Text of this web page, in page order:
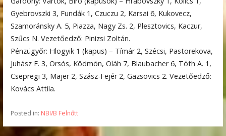
Gyebrovszki 3, Fundák 1, Czuczu 2, Karsai 6, Kukovecz,
Szamoránsky A. 5, Piazza, Nagy Zs. 2, Plesztovics, Kaczur,
Szűcs N. Vezetőedző: Pinizsi Zoltán.
Pénzügyőr: Hlogyik 1 (kapus) – Tímár 2, Szécsi, Pastorekova,
Juhász E. 3, Orsós, Ködmön, Oláh 7, Blaubacher 6, Tóth A. 1,
Csepregi 3, Majer 2, Szász-Fejér 2, Gazsovics 2. Vezetőedző:
Kovács Attila.
Posted in: NBI/B Felnőtt